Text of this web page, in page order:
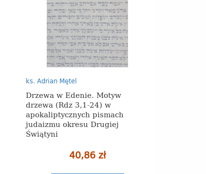
ks. Adrian Mętel
Drzewa w Edenie. Motyw
drzewa (Rdz 3,1‑24) w
apokaliptycznych pismach
judaizmu okresu Drugiej
Świątyni
40,86 zł